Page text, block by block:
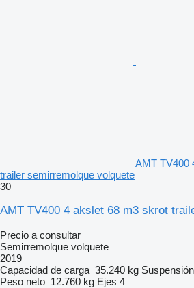
AMT TV400
trailer semirremolque volquete
30
AMT TV400 4 akslet 68 m3 skrot
Precio a consultar
Semirremolque volquete
2019
Capacidad de carga 35.240 kg Suspensión
Peso neto 12.760 kg Ejes 4